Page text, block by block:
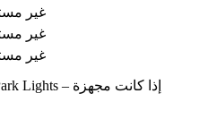
غير
غير
غير
TT Park Lights – إذا كانت مجهزة